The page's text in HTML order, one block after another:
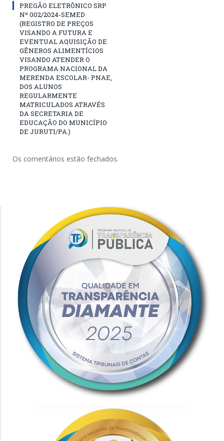
PREGÃO ELETRÔNICO SRP
Nº 002/2024-SEMED
(REGISTRO DE PREÇOS
VISANDO A FUTURA E
EVENTUAL AQUISIÇÃO DE
GÊNEROS ALIMENTÍCIOS
VISANDO ATENDER O
PROGRAMA NACIONAL DA
MERENDA ESCOLAR- PNAE,
DOS ALUNOS
REGULARMENTE
MATRICULADOS ATRAVÉS
DA SECRETARIA DE
EDUCAÇÃO DO MUNICÍPIO
DE JURUTI/PA.)
Os comentários estão fechados.